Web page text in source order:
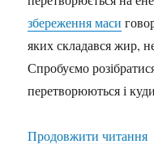
збереження маси
яких складався жир,
Спробуємо
перетворюються і
Продовжити читання